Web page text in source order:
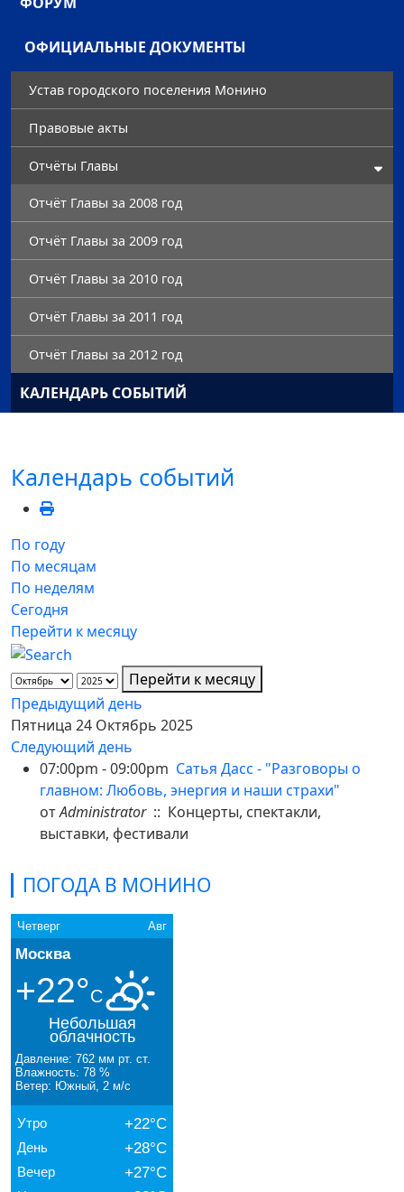
ОФИЦИАЛЬНЫЕ ДОКУМЕНТЫ
Устав городского поселения Монино
Правовые акты
Отчёты Главы
Отчёт Главы за 2008 год
Отчёт Главы за 2009 год
Отчёт Главы за 2010 год
Отчёт Главы за 2011 год
Отчёт Главы за 2012 год
КАЛЕНДАРЬ СОБЫТИЙ
ПОГОДА В МОНИНО
Четверг Авг
Москва
+22°C
Небольшая
облачность
Давление: 762 мм рт. ст.
Влажность: 78 %
Ветер: Южный, 2 м/с
Утро +22°C
День +28°C
Вечер +27°C
Календарь событий
По году
По месяцам
По неделям
Сегодня
Перейти к месяцу
Перейти к месяцу
Предыдущий день
Пятница 24 Октябрь 2025
Следующий день
07:00pm - 09:00pm Сатья Дасс - "Разговоры о
главном: Любовь, энергия и наши страхи"
отAdministrator:: Концерты, спектакли,
выставки, фестивали